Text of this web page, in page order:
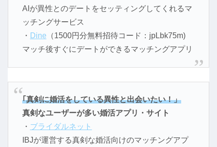
AIが異性とのデートをセッティングしてくれるマ
ッチングサービス
・ Dine （1500円分無料招待コード：jpLbk75m)
マッチ後すぐにデートができるマッチングアプリ
｢真剣に婚活をしている異性と出会いたい！」
真剣なユーザーが多い婚活アプリ・サイト
・ ブライダルネット
IBJが運営する真剣な婚活向けのマッチングアプ